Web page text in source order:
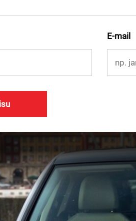
E-mail